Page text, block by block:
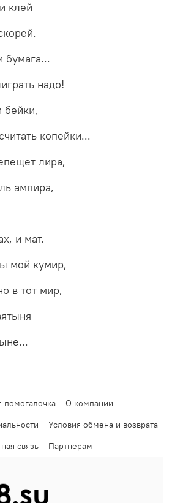
клей
бумага...
надо!
бейки,
копейки...
лира,
ампира,
и мат.
мой кумир,
в тот мир,
помогалочка
О компании
Условия обмена и возврата
связь
Партнерам